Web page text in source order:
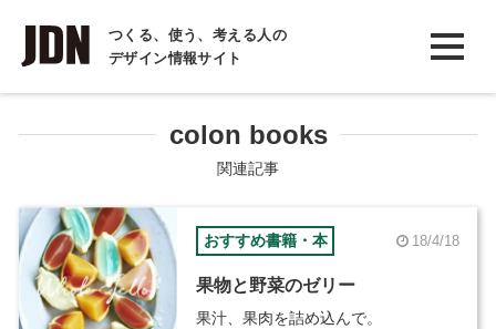
つくる、使う、考える人の
デザイン情報サイト
INTERVIEW
インタビュー
COLUMN
コラム
colon books
関連記事
おすすめ書籍・本 18/4/18
果物と野菜のゼリー
果汁、果肉を詰め込んで。